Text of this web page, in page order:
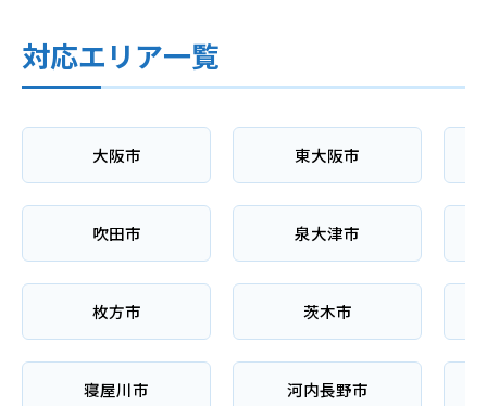
対応エリア一覧
大阪市 東大阪市
吹田市 泉大津市
枚方市 茨木市
寝屋川市 河内長野市